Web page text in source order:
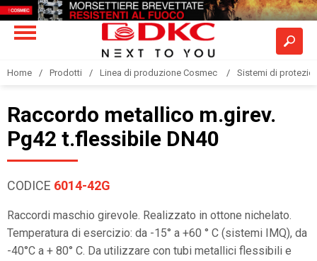
Home Prodotti Linea di produzione Cosmec Sistemi di
Raccordo metallico m.girev.
Pg42 t.flessibile DN40
CODICE 6014-42G
Raccordi maschio girevole. Realizzato in ottone nichelato.
Temperatura di esercizio: da -15° a +60 ° C (sistemi IMQ), da
-40°C a + 80° C. Da utilizzare con tubi metallici flessibili e